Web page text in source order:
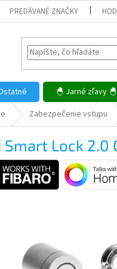
PREDÁVANÉ ZNAČKY
🐣 Jarné zľavy 🐣
Zabezpečenie vstupu
Smart Lock 2.0